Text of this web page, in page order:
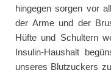
hingegen sorgen vor
der Arme und der
Hüfte und Schultern
Insulin-Haushalt
unseres Blutzuckers